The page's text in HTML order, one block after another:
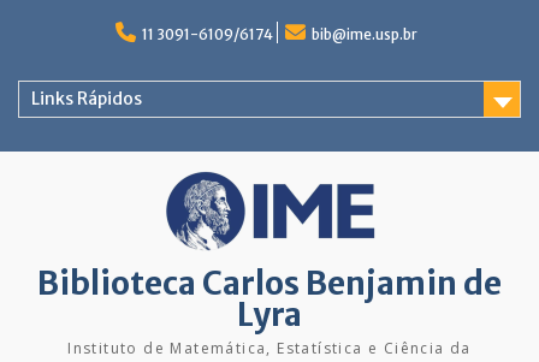
11 3091-6109/6174 bib@ime.usp.br
Links Rápidos
Biblioteca Carlos Benjamin de
Lyra
Instituto de Matemática, Estatística e Ciência da